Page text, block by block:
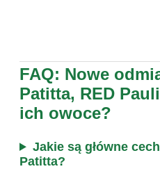
FAQ: Nowe
Patitta, RED
ich owoce?
Jakie są główne
Patitta?